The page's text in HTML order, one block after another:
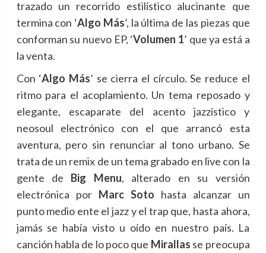
trazado un recorrido estilístico alucinante que
termina con ‘Algo Más’, la última de las piezas que
conforman su nuevo EP, ‘Volumen 1’ que ya está a
la venta.
Con ‘Algo Más’ se cierra el círculo. Se reduce el
ritmo para el acoplamiento. Un tema reposado y
elegante, escaparate del acento jazzístico y
neosoul electrónico con el que arrancó esta
aventura, pero sin renunciar al tono urbano. Se
trata de un remix de un tema grabado en live con la
gente de Big Menu, alterado en su versión
electrónica por Marc Soto hasta alcanzar un
punto medio ente el jazz y el trap que, hasta ahora,
jamás se había visto u oído en nuestro país. La
canción habla de lo poco que Mirallas se preocupa